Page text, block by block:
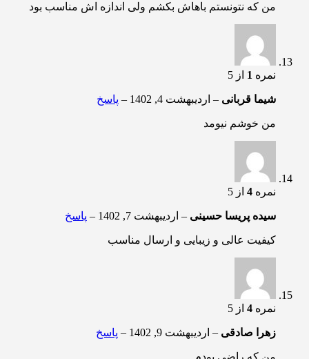
من که نتونستم باهاش بکشم ولی اندازه اش مناسب بود
نمره 1 از 5
شیما قربانی – اردیبهشت 4, 1402 – پاسخ
من خوشم نیومد
نمره 4 از 5
سیده پریسا حسینی – اردیبهشت 7, 1402 – پاسخ
کیفیت عالی و زیبایی و ارسال مناسب
نمره 4 از 5
زهرا صادقی – اردیبهشت 9, 1402 – پاسخ